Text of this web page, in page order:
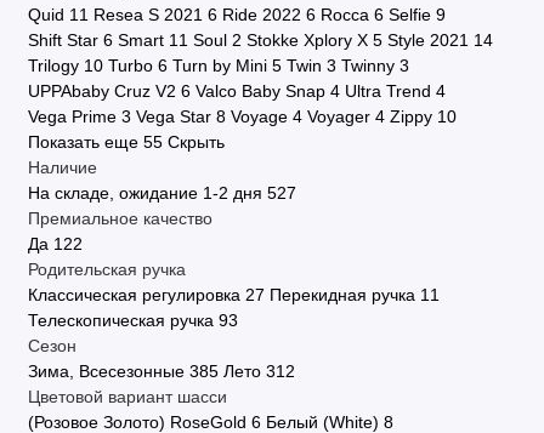
Quid 11 Resea S 2021 6 Ride 2022 6 Rocca 6 Selfie 9
Shift Star 6 Smart 11 Soul 2 Stokke Xplory X 5 Style 2021 14
Trilogy 10 Turbo 6 Turn by Mini 5 Twin 3 Twinny 3
UPPAbaby Cruz V2 6 Valco Baby Snap 4 Ultra Trend 4
Vega Prime 3 Vega Star 8 Voyage 4 Voyager 4 Zippy 10
Показать еще 55 Скрыть
Наличие
На складе, ожидание 1-2 дня 527
Премиальное качество
Да 122
Родительская ручка
Классическая регулировка 27 Перекидная ручка 11
Телескопическая ручка 93
Сезон
Зима, Всесезонные 385 Лето 312
Цветовой вариант шасси
(Розовое Золото) RoseGold 6 Белый (White) 8